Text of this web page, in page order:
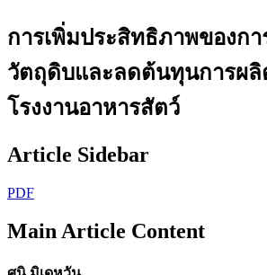
การเพิ่มประสิทธิภาพของก
วัตถุดิบและลดต้นทุนการผ
โรงงานอาหารสัตว์
Article Sidebar
PDF
Main Article Content